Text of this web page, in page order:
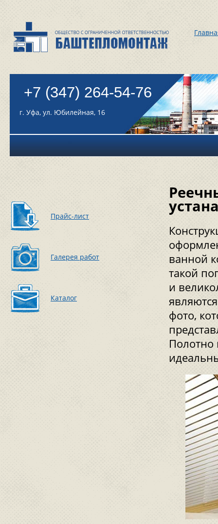
+7 (347) 264-54-76
г. Уфа, ул. Юбилейная, 16
Прайс-лист
Галерея работ
Каталог
ванной
такой
и
фото,
Полотно